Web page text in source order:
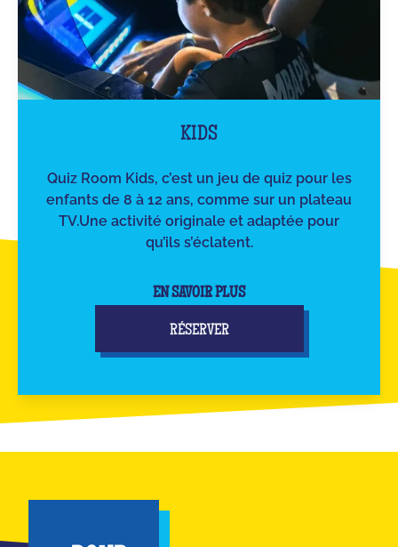
KIDS
Quiz Room Kids, c’est un jeu de quiz pour les
enfants de 8 à 12 ans, comme sur un plateau
TV.Une activité originale et adaptée pour
qu’ils s’éclatent.
EN SAVOIR PLUS
RÉSERVER